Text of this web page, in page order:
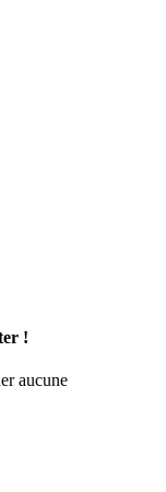
!
aucune